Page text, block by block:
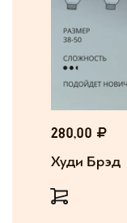
280,00
Худи Брэд